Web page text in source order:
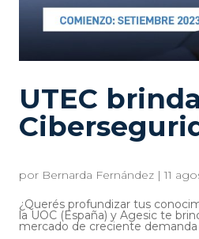
UTEC
por Bernarda Fernández |11
¿Querés profundizar tus
la UOC (España) y Agesic te
mercado de creciente demanda